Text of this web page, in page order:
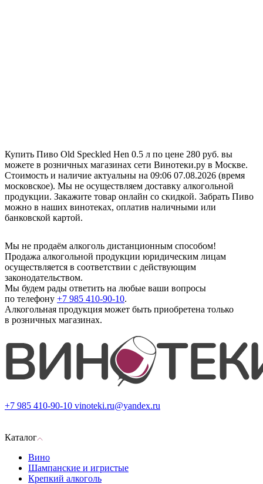
Купить Пиво Old Speckled Hen 0.5 л по цене 280 руб. вы
можете в розничных магазинах сети Винотеки.ру в Москве.
Стоимость и наличие актуальны на 09:06 07.08.2026 (время
московское). Мы не осуществляем доставку алкогольной
продукции. Закажите товар онлайн со скидкой. Забрать Пиво
можно в наших винотеках, оплатив наличными или
банковской картой.
Мы не продаём алкоголь дистанционным способом!
Продажа алкогольной продукции юридическим лицам
осуществляется в соответствии с действующим
законодательством.
Мы будем рады ответить на любые ваши вопросы
по телефону +7 985 410-90-10.
Алкогольная продукция может быть приобретена только
в розничных магазинах.
+7 985 410-90-10 vinoteki.ru@yandex.ru
Каталог
Вино
Шампанские и игристые
Крепкий алкоголь